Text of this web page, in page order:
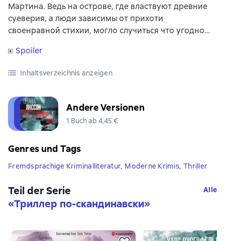
Мартина. Ведь на острове, где властвуют древние
суеверия, а люди зависимы от прихоти
своенравной стихии, могло случиться что угодно…
Spoiler
Inhaltsverzeichnis anzeigen
Andere Versionen
1 Buch ab 4,45 €
Genres und Tags
Fremdsprachige Kriminalliteratur, Moderne Krimis, Thriller
Teil der Serie
«Триллер по-скандинавски»
Alle